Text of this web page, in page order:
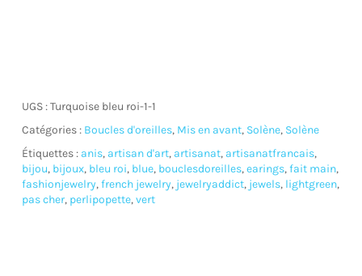
UGS :Turquoise bleu roi-1-1
Catégories : Boucles d'oreilles, Mis en avant, Solène, Solène
Étiquettes : anis, artisan d'art, artisanat, artisanatfrancais,
bijou, bijoux, bleu roi, blue, bouclesdoreilles,earings,fait main,
fashionjewelry,french jewelry, jewelryaddict, jewels, lightgreen,
pas cher, perlipopette,vert